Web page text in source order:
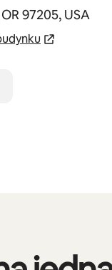
97205, USA